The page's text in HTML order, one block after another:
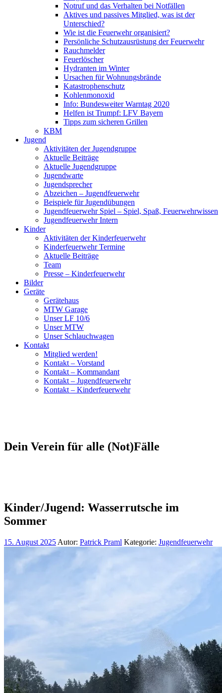
Notruf und das Verhalten bei Notfällen
Aktives und passives Mitglied, was ist der
Unterschied?
Wie ist die Feuerwehr organisiert?
Persönliche Schutzausrüstung der Feuerwehr
Rauchmelder
Feuerlöscher
Hydranten im Winter
Ursachen für Wohnungsbrände
Katastrophenschutz
Kohlenmonoxid
Info: Bundesweiter Warntag 2020
Helfen ist Trumpf: LFV Bayern
Tipps zum sicheren Grillen
KBM
Jugend
Aktivitäten der Jugendgruppe
Aktuelle Beiträge
Aktuelle Jugendgruppe
Jugendwarte
Jugendsprecher
Abzeichen – Jugendfeuerwehr
Beispiele für Jugendübungen
Jugendfeuerwehr Spiel – Spiel, Spaß, Feuerwehrwissen
Jugendfeuerwehr Intern
Kinder
Aktivitäten der Kinderfeuerwehr
Kinderfeuerwehr Termine
Aktuelle Beiträge
Team
Presse – Kinderfeuerwehr
Bilder
Geräte
Gerätehaus
MTW Garage
Unser LF 10/6
Unser MTW
Unser Schlauchwagen
Kontakt
Mitglied werden!
Kontakt – Vorstand
Kontakt – Kommandant
Kontakt – Jugendfeuerwehr
Kontakt – Kinderfeuerwehr
Dein Verein für alle (Not)Fälle
Kinder/Jugend: Wasserrutsche im
Sommer
15. August 2025 Autor: Patrick Praml Kategorie: Jugendfeuerwehr